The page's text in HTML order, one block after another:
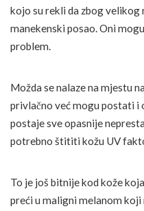
kojo su rekli da zbog velikog
manekenski posao. Oni
problem.
Možda se nalaze na mjestu
privlačno već mogu postati i
postaje sve opasnije
potrebno štititi kožu UV
To je još bitnije kod kože
preći u maligni melanom koji